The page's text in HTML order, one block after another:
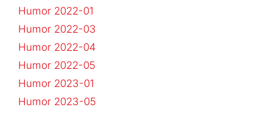
Humor 2022-01
Humor 2022-03
Humor 2022-04
Humor 2022-05
Humor 2023-01
Humor 2023-05